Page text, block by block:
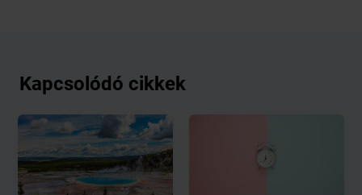
Kapcsolódó cikkek